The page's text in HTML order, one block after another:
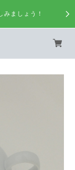
みましょう！